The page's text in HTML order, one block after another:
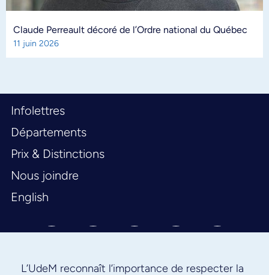
Claude Perreault décoré de l’Ordre national du Québec
11 juin 2026
Infolettres
Départements
Prix & Distinctions
Nous joindre
English
L’UdeM reconnaît l’importance de respecter la